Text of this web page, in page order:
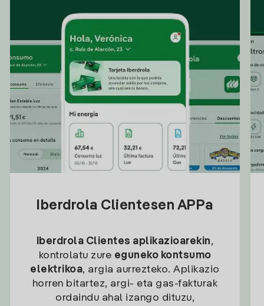
Iberdrola Clientesen APPa
Iberdrola Clientes aplikazioarekin,
kontrolatu zure eguneko kontsumo
elektrikoa, argia aurrezteko. Aplikazio
horren bitartez, argi- eta gas-fakturak
ordaindu ahal izango dituzu,